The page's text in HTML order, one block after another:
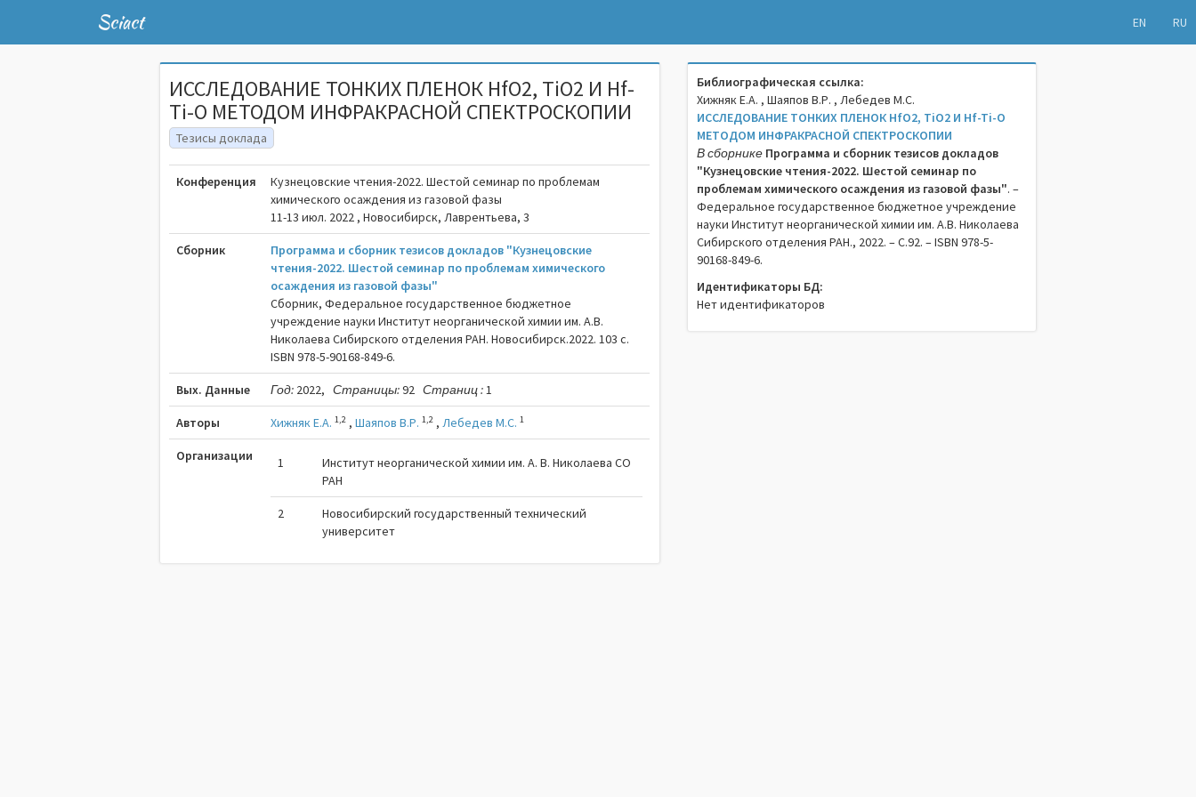
Sciact EN RU
ИССЛЕДОВАНИЕ ТОНКИХ ПЛЕНОК HfO2, TiO2 И Hf-
Ti-O МЕТОДОМ ИНФРАКРАСНОЙ СПЕКТРОСКОПИИ
Тезисы доклада
Конференция
Кузнецовские чтения-2022. Шестой семинар по проблемам
химического осаждения из газовой фазы
11-13 июл. 2022 , Новосибирск, Лаврентьева, 3
Сборник
Программа и сборник тезисов докладов "Кузнецовские
чтения-2022. Шестой семинар по проблемам химического
осаждения из газовой фазы"
Сборник, Федеральное государственное бюджетное
учреждение науки Институт неорганической химии им. А.В.
Николаева Сибирского отделения РАН. Новосибирск.2022. 103 c.
ISBN 978-5-90168-849-6.
Вых. Данные Год: 2022, Страницы:92 Страниц :1
Авторы Хижняк Е.А. 1,2 ,Шаяпов В.Р. 1,2 ,Лебедев М.С. 1
Организации 1
Институт неорганической химии им. А. В. Николаева СО
РАН
2
Новосибирский государственный технический
университет
Библиографическая ссылка:
Хижняк Е.А. , Шаяпов В.Р. , Лебедев М.С.
ИССЛЕДОВАНИЕ ТОНКИХ ПЛЕНОК HfO2, TiO2 И Hf-Ti-O
МЕТОДОМ ИНФРАКРАСНОЙ СПЕКТРОСКОПИИ
В сборнике Программа и сборник тезисов докладов
"Кузнецовские чтения-2022. Шестой семинар по
проблемам химического осаждения из газовой фазы". –
Федеральное государственное бюджетное учреждение
науки Институт неорганической химии им. А.В. Николаева
Сибирского отделения РАН., 2022. – C.92. – ISBN 978-5-
90168-849-6.
Идентификаторы БД:
Нет идентификаторов